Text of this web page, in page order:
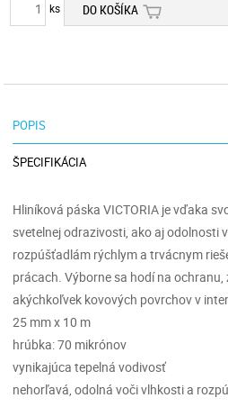
ks DO KOŠÍKA
POPIS
ŠPECIFIKÁCIA
Hliníková páska VICTORIA je vďaka
svetelnej odrazivosti, ako aj odolnosti
rozpúšťadlám rýchlym a trvácnym
prácach. Výborne sa hodí na
akýchkoľvek kovových povrchov v
25 mm x 10 m
hrúbka: 70 mikrónov
vynikajúca tepelná vodivosť
nehorľavá, odolná voči vlhkosti a